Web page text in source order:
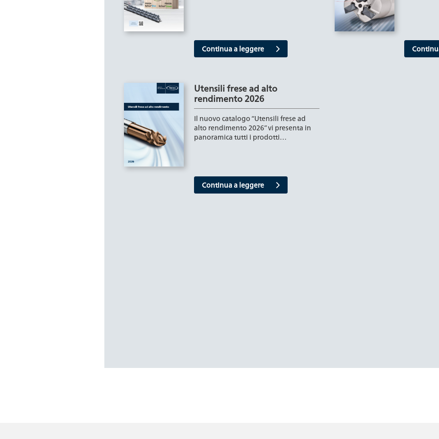
Continua a leggere
Utensili frese ad alto
rendimento 2026
Il nuovo catalogo “Utensili frese ad
alto rendimento 2026” vi presenta in
panoramica tutti i prodotti…
Continua a leggere